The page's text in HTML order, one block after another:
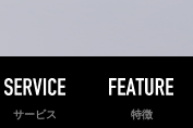
サービス 特徴